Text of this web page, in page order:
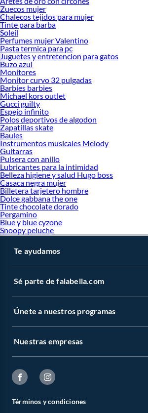
Zuecos mujer
Chalecos tejidos para mujer
Tinte para barba
Soleil
Perfumes mujer Valentino
Pasta termica para pc
Juguetes y entretencion para gatos
Buzo azul
Monitores
Monitor curvo 32 pulgadas
Barbies barbies
Michael kors outlet
Gucci guilty
Espejo infinito
Polos deportivos de algodon
Zapatillas skate
Baules
Instrumentos musicales Melody
Guitarras
Pulsera con anillo
Lubricantes para la intimidad
Belleza higiene y salud Hugo boss
Casaca negra mujer
Billetera tarjetero hombre
Dolce gabbana the one
Tinte chocolate dorado
Pergamino
Blue y blue cyzone
Snoopy peluche
Te ayudamos
Sé parte de falabella.com
Únete a nuestros programas
Nuestras empresas
Términos y condiciones